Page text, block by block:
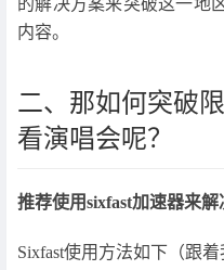
的解决方案来突破这一地
内容。
二、那如何突破
看演唱会呢？
推荐使用sixfast加速器来解
Sixfast使用方法如下（跟着